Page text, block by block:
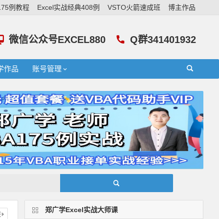
例教程 Excel实战经典408例 VSTO火箭速成班 博主作品
Q群341401932
微信公众号EXCEL880
作品 账号管理
郑广学Excel实战大师课